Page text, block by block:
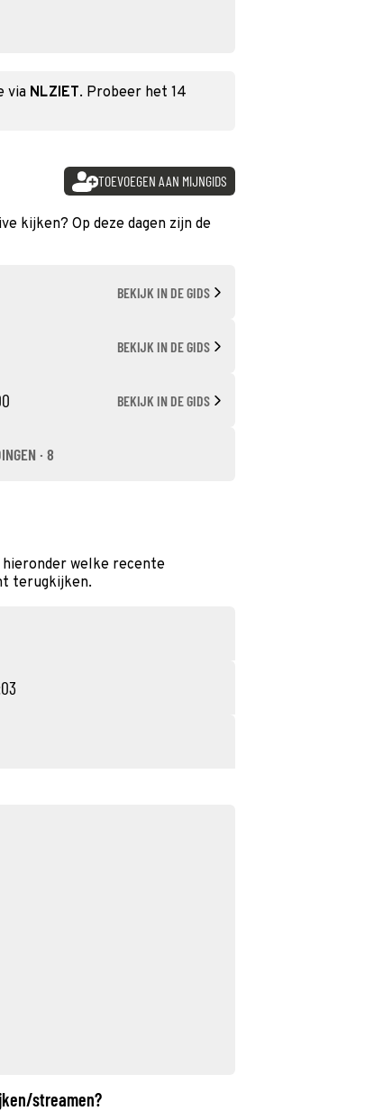
via NLZIET. Probeer het 14
TOEVOEGEN AAN MIJNGIDS
kijken? Op deze dagen zijn de
BEKIJK IN DE GIDS
BEKIJK IN DE GIDS
BEKIJK IN DE GIDS
· 8
hieronder welke recente
terugkijken.
streamen?